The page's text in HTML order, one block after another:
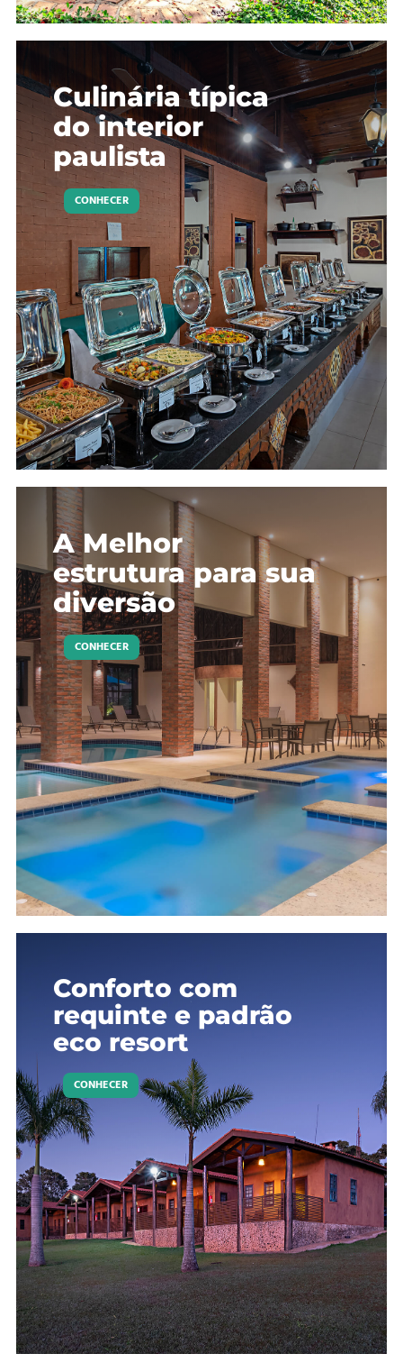
Culinária típica
do interior
paulista
CONHECER
A Melhor
estrutura para sua
diversão
CONHECER
Conforto com
requinte e padrão
eco resort
CONHECER